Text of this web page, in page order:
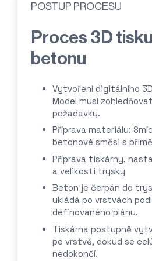
POSTUP PROCESU
Proces 3D tisku
betonu
Vytvoření digitálního
Model musí
požadavky.
Příprava materiálu:
betonové směsi s
Příprava tiskárny,
a velikosti trysky
Beton je čerpán do
ukládá po vrstvách
definovaného plánu.
Tiskárna postupně
po vrstvě, dokud se
nedokončí.